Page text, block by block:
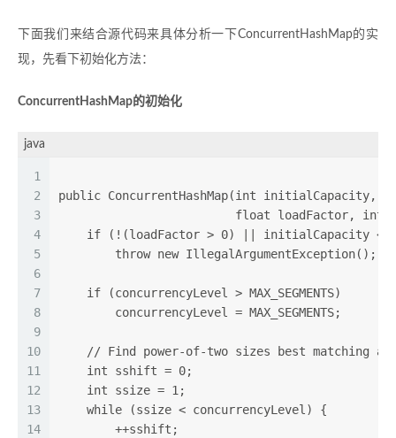
下面我们来结合源代码来具体分析一下ConcurrentHashMap的实
现，先看下初始化方法：
ConcurrentHashMap的初始化
java
1
2
3
4
5
6
7
8
9
10
11
12
13
14
public ConcurrentHashMap(int initialCapacity,
float loadFactor, int
if (!(loadFactor > 0) || initialCapacity <
        throw new IllegalArgumentException();
    if (concurrencyLevel > MAX_SEGMENTS)
        concurrencyLevel = MAX_SEGMENTS;
// Find power-of-two sizes best matching
    int sshift = 0;
    int ssize = 1;
    while (ssize < concurrencyLevel) {
        ++sshift;